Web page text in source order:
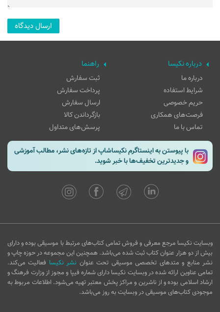
درباره نکیسا
درباره ما
شرایط استفاده
حریم خصوصی
فرصت‌های همکاری
تماس با ما
راهنما
ثبت سفارش
پرداخت سفارش
ارسال سفارش
بازگرداندن کالا
پرسش‌های متداول
با پیوستن به اینستاگرم نکیساشاپ از تازه‌های نشر، مطالب آموزشی
و جدیدترین تخفیف‌ها با خبر شوید.
وبسایت نکیسا مرجع معرفی و فروش تمامی کتاب‌های مرتبط با موسیقی بوده و دارای
بیش از دو هزار عنوان کتاب ثبت شده می‌باشد. همچنین این مجموعه در حوزه چاپ و
نشر منابع و متدهای تخصصی موسیقی تحت عنوان نشر نکیسا فعالیت می‌کند.
تمامی عناوین ارائه شده در وبسایت نکیسا دارای شماره فیپا و مجوز از وزارت فرهنگ و
ارشاد اسلامی بوده و از ناشرین و مراکز پخش معتبر تهیه می‌شود. اطلاعات مربوط به
موجودی کتاب‌های موسیقی در وبسایت به روز می‌باشد.